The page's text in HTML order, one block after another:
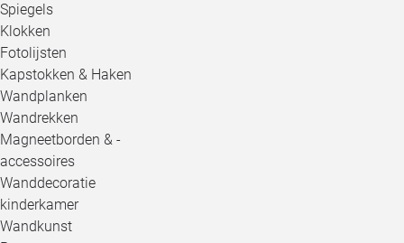
Spiegels
Klokken
Fotolijsten
Kapstokken & Haken
Wandplanken
Wandrekken
Magneetborden & -
accessoires
Wanddecoratie
kinderkamer
Wandkunst